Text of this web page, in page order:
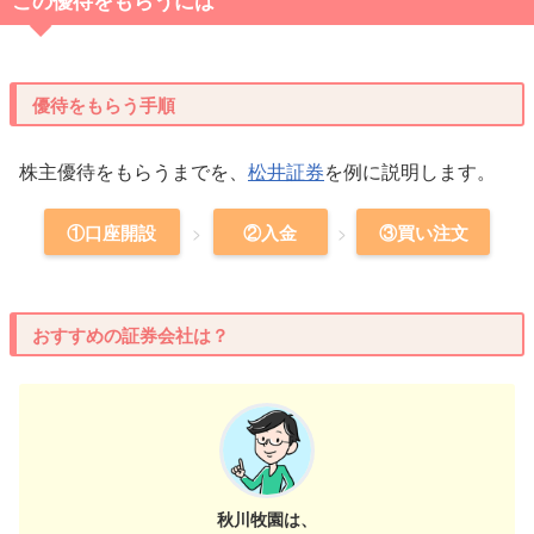
優待をもらう手順
株主優待をもらうまでを、 松井証券を例に説明します。
①口座開設 ②入金 ③買い注文
おすすめの証券会社は？
秋川牧園は、